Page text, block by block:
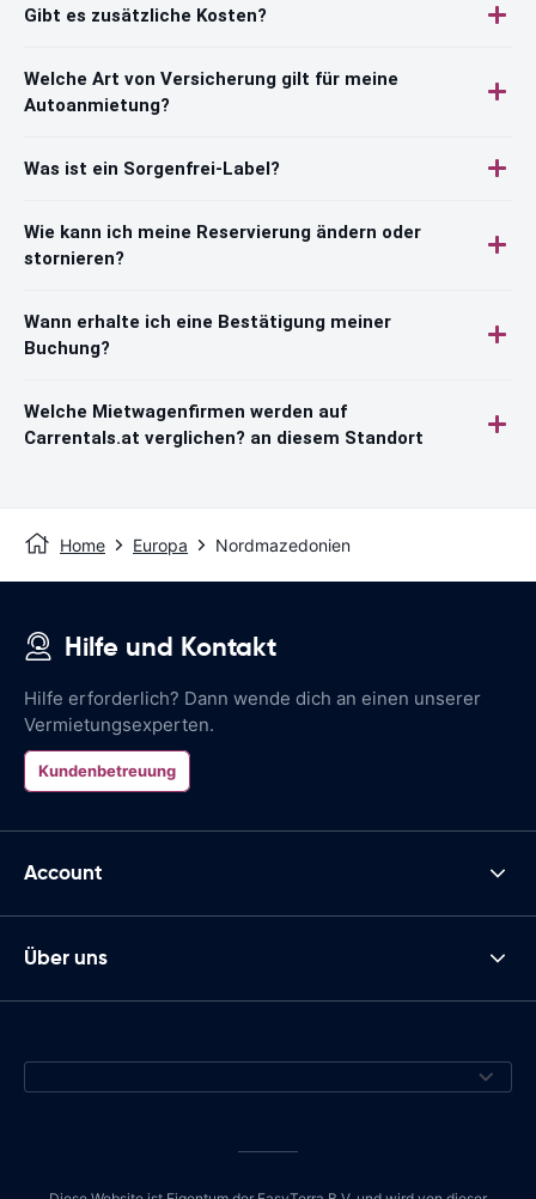
Gibt es zusätzliche Kosten?
Welche Art von Versicherung gilt für meine
Autoanmietung?
Was ist ein Sorgenfrei-Label?
Wie kann ich meine Reservierung ändern oder
stornieren?
Wann erhalte ich eine Bestätigung meiner
Buchung?
Welche Mietwagenfirmen werden auf
Carrentals.at verglichen? an diesem Standort
Home Europa Nordmazedonien
Hilfe und Kontakt
Hilfe erforderlich? Dann wende dich an einen unserer
Vermietungsexperten.
Kundenbetreuung
Account
Über uns